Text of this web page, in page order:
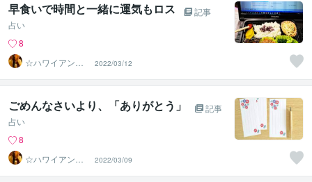
早食いで時間と一緒に運気もロス
記事
占い
8
☆ハワイアンス
ピリチュル☆～
ハナイノウエ
2022/03/12
ごめんなさいより、「ありがとう」
記事
占い
8
☆ハワイアンス
ピリチュル☆～
ハナイノウエ
2022/03/09